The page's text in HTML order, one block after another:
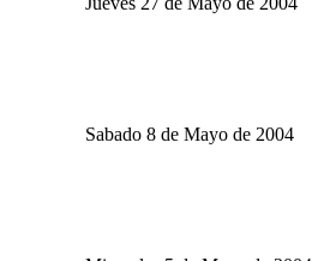
Sabado 8 de Mayo de 2004